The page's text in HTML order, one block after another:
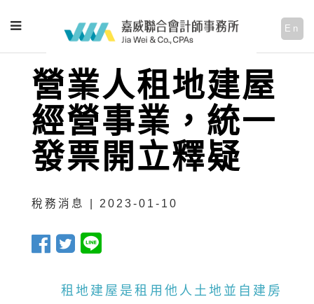
En
營業人租地建屋
經營事業，統一
發票開立釋疑
稅務消息 | 2023-01-10
租地建屋是租用他人土地並自建房